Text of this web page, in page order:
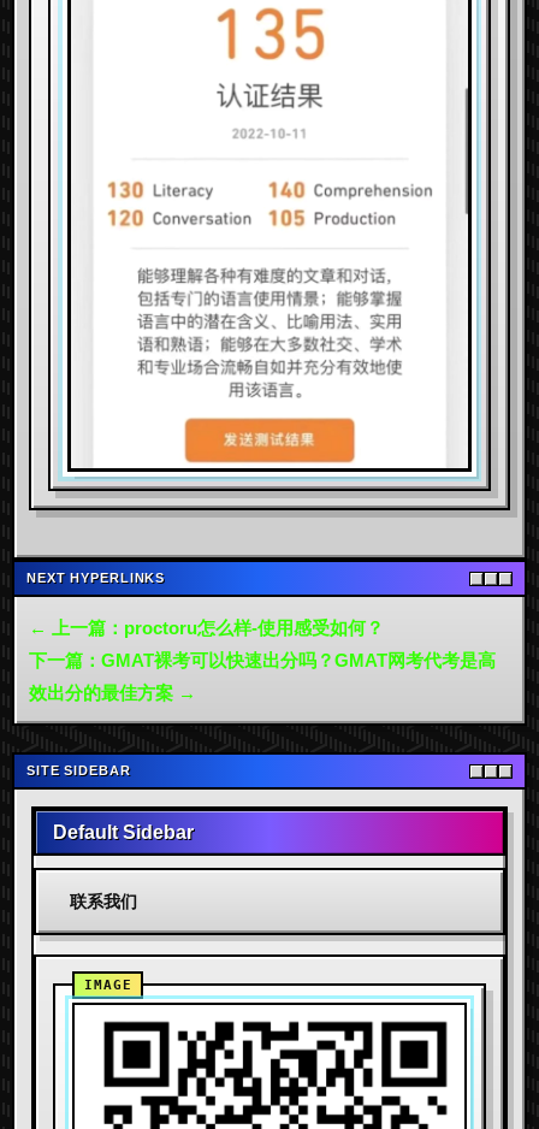
NEXT HYPERLINKS
← 上一篇：proctoru怎么样-使用感受如何？
下一篇：GMAT裸考可以快速出分吗？GMAT网考代考是高
效出分的最佳方案 →
SITE SIDEBAR
Default Sidebar
联系我们